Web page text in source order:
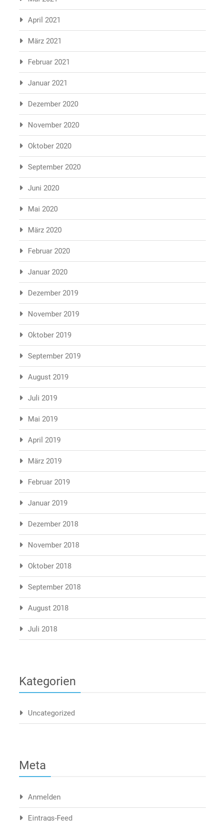
April 2021
März 2021
Februar 2021
Januar 2021
Dezember 2020
November 2020
Oktober 2020
September 2020
Juni 2020
Mai 2020
März 2020
Februar 2020
Januar 2020
Dezember 2019
November 2019
Oktober 2019
September 2019
August 2019
Juli 2019
Mai 2019
April 2019
März 2019
Februar 2019
Januar 2019
Dezember 2018
November 2018
Oktober 2018
September 2018
August 2018
Juli 2018
Kategorien
Uncategorized
Meta
Anmelden
Eintrags-Feed